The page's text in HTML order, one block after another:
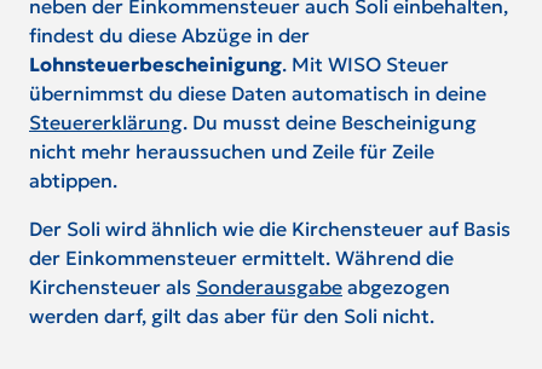
neben der Einkommensteuer auch Soli einbehalten,
findest du diese Abzüge in der
Lohnsteuerbescheinigung. Mit WISO Steuer
übernimmst du diese Daten automatisch in deine
Steuererklärung. Du musst deine Bescheinigung
nicht mehr heraussuchen und Zeile für Zeile
abtippen.
Der Soli wird ähnlich wie die Kirchensteuer auf Basis
der Einkommensteuer ermittelt. Während die
Kirchensteuer als Sonderausgabe abgezogen
werden darf, gilt das aber für den Soli nicht.